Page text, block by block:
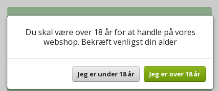
Vægt:100g
45,00 DKK
250g
112,00 DKK
448,00 DKK
Du skal være over 18 år for at handle på vores
webshop. Bekræft venligst din alder
Jeg er under 18 år Jeg er over 18 år